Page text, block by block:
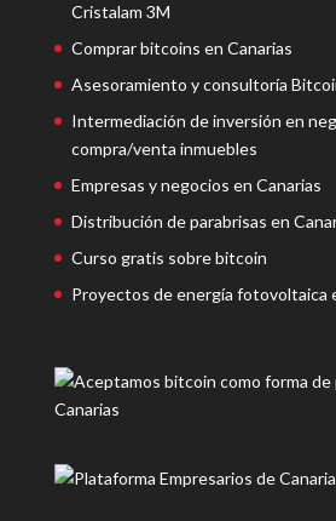
Cristalam 3M
Comprar bitcoins en Canarias
Asesoramiento y consultoría
Intermediación de inversión en
compra/venta inmuebles
Empresas y negocios en Canarias
Distribución de parabrisas en
Curso gratis sobre bitcoin
Proyectos de energía fotovoltaica